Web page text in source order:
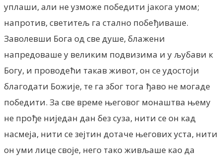
уплаши, али не узможе победити јакога умом;
напротив, светитељ га стално побеђиваше.
Заволевши Бога од све душе, блажени
напредоваше у великим подвизима и у љубави к
Богу, и проводећи такав живот, он се удостоји
благодати Божије, те га због тога ђаво не могаде
победити. За све време његовог монаштва њему
не прође ниједан дан без суза, нити се он кад
насмеја, нити се зејтин дотаче његових уста, нити
он уми лице своје, него тако живљаше као да